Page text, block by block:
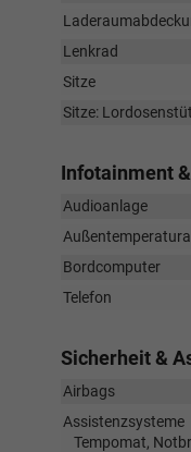
Lenkrad
Sitze
Sitze:
Infotainment
Audioanlage
Bordcomputer
Telefon
Sicherheit &
Airbags
Assistenzsysteme
Tempomat,